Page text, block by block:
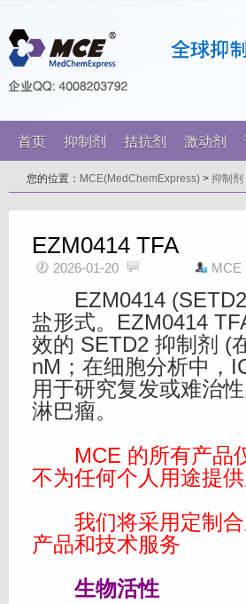
首页 抑制剂 拮抗剂 激动剂
您的位置： MCE(MedChemExpress) > 抑制剂
EZM0414 TFA
2026-01-20 MCE
EZM0414 (SETD2-
盐形式。EZM0414
效的 SETD2 抑制剂 (
nM；在细胞分析中，
用于研究复发或难治
淋巴瘤。
MCE 的所有产品仅
不为任何个人用途提
我们将采用定制合
产品和技术服务
生物活性